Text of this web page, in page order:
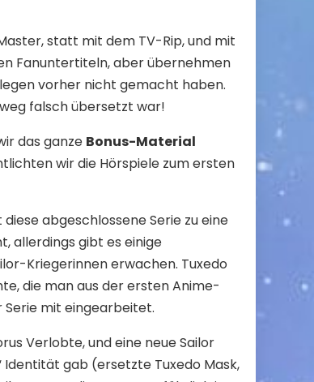
statt mit dem TV-Rip, und mit
Fanuntertiteln, aber übernehmen
vorher nicht gemacht haben.
falsch übersetzt war!
das ganze Bonus-Material
wir die Hörspiele zum ersten
abgeschlossene Serie zu eine
allerdings gibt es einige
Kriegerinnen erwachen. Tuxedo
die man aus der ersten Anime-
mit eingearbeitet.
Verlobte, und eine neue Sailor
Identität gab (ersetzte Tuxedo Mask,